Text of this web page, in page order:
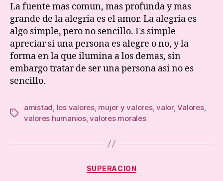
La fuente mas comun, mas profunda y mas
grande de la alegria es el amor. La alegria es
algo simple, pero no sencillo. Es simple
apreciar si una persona es alegre o no, y la
forma en la que ilumina a los demas, sin
embargo tratar de ser una persona asi no es
sencillo.
Tags
amistad los valores, mujer y valores,valor,Valores,
valores humanios,valores morales
Categories
SUPERACION